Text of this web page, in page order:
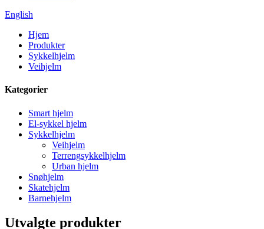
English
Hjem
Produkter
Sykkelhjelm
Veihjelm
Kategorier
Smart hjelm
El-sykkel hjelm
Sykkelhjelm
Veihjelm
Terrengsykkelhjelm
Urban hjelm
Snøhjelm
Skatehjelm
Barnehjelm
Utvalgte produkter